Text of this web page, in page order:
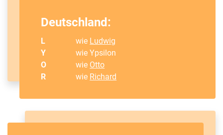
Deutschland:
L wie Ludwig
Y
wie Ypsilon
O
wie Otto
R
wie Richard